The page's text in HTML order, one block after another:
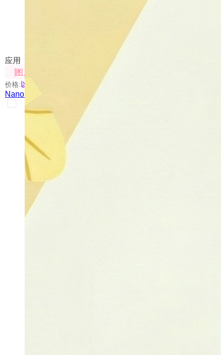
Nano Banana Canvas
对图像进行编辑，包括标注、拼接等，也可通过提示词
应用
图片处理
价格:以具体使用的模型为准
Nano Banana Canvas